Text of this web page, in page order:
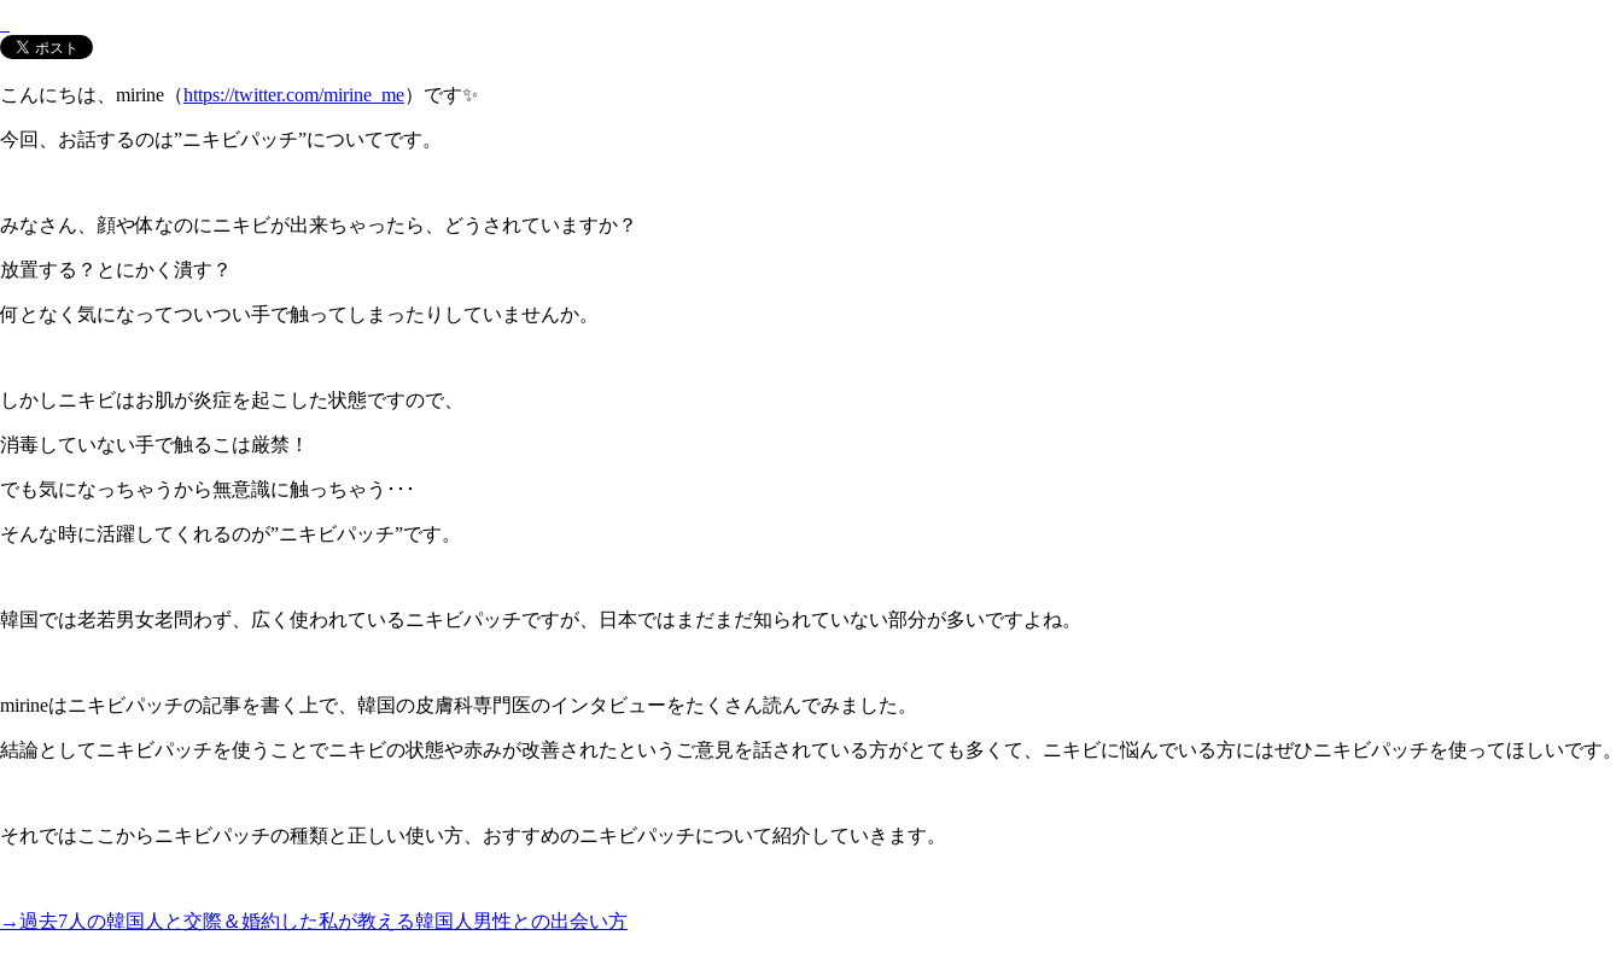
こんにちは、mirine（https://twitter.com/mirine_me）です✨
今回、お話するのは”ニキビパッチ”についてです。
みなさん、顔や体なのにニキビが出来ちゃったら、どうされていますか？
放置する？とにかく潰す？
何となく気になってついつい手で触ってしまったりしていませんか。
しかしニキビはお肌が炎症を起こした状態ですので、
消毒していない手で触るこは厳禁！
でも気になっちゃうから無意識に触っちゃう･･･
そんな時に活躍してくれるのが”ニキビパッチ”です。
韓国では老若男女老問わず、広く使われているニキビパッチですが、 日本ではまだまだ知られていない部分が多いですよね。
mirineはニキビパッチの記事を書く上で、 韓国の皮膚科専門医のインタビューをたくさん読んでみました。
結論としてニキビパッチを使うことでニキビの状態や赤みが改善されたという ご意見を話されている方がとても多くて、 ニキビに悩んでいる方にはぜひニキビパッチを使ってほしいです。
それではここからニキビパッチの種類と正しい使い方、 おすすめのニキビパッチについて紹介していきます。
→過去7人の韓国人と交際＆婚約した私が教える韓国人男性との出会い方